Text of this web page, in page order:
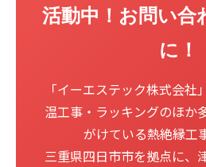
活動中！お問い合
に！
「イーエステック株式会
温工事・ラッキングのほか
がけている熱絶縁工
三重県四日市市を拠点に、